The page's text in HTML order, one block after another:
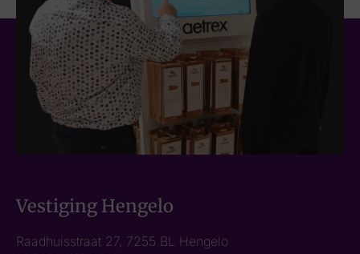
Vestiging Hengelo
Raadhuisstraat 27, 7255 BL Hengelo